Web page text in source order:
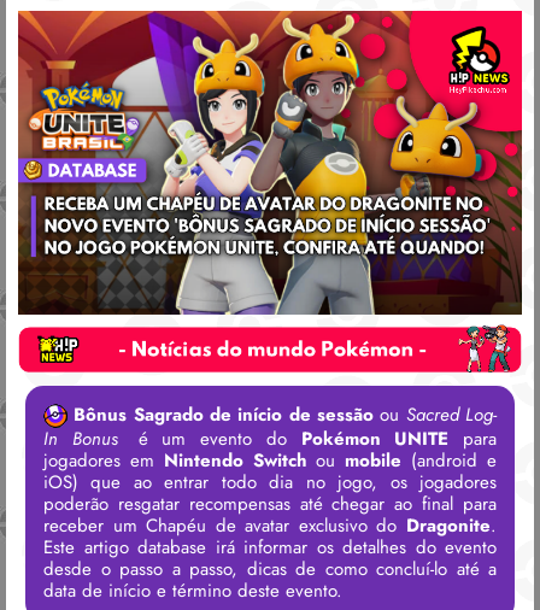
Bônus Sagrado de início de sessão ou Sacred Log-
In Bonus
é um evento do Pokémon UNITE para
jogadores em Nintendo Switch ou mobile (android e
iOS) que ao entrar todo dia no jogo, os jogadores
poderão resgatar recompensas até chegar ao final para
receber um Chapéu de avatar exclusivo do Dragonite.
Este artigo database irá informar os detalhes do evento
desde o passo a passo, dicas de como concluí-lo até a
data de início e término deste evento.